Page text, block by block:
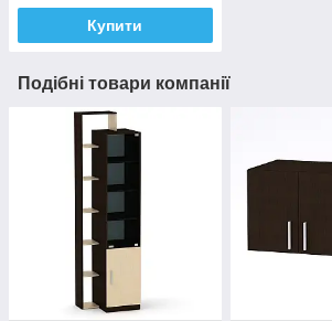
Купити
Подібні товари компанії